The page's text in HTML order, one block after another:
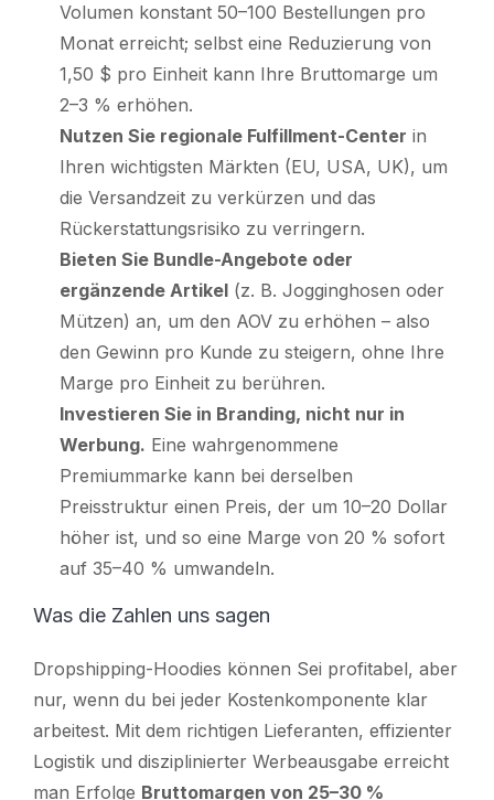
Volumen konstant 50–100 Bestellungen pro
Monat erreicht; selbst eine Reduzierung von
1,50 $ pro Einheit kann Ihre Bruttomarge um
2–3 % erhöhen.
Nutzen Sie regionale Fulfillment-Center in
Ihren wichtigsten Märkten (EU, USA, UK), um
die Versandzeit zu verkürzen und das
Rückerstattungsrisiko zu verringern.
Bieten Sie Bundle-Angebote oder
ergänzende Artikel (z. B. Jogginghosen oder
Mützen) an, um den AOV zu erhöhen – also
den Gewinn pro Kunde zu steigern, ohne Ihre
Marge pro Einheit zu berühren.
Investieren Sie in Branding, nicht nur in
Werbung. Eine wahrgenommene
Premiummarke kann bei derselben
Preisstruktur einen Preis, der um 10–20 Dollar
höher ist, und so eine Marge von 20 % sofort
auf 35–40 % umwandeln.
Was die Zahlen uns sagen
Dropshipping-Hoodies können Sei profitabel, aber
nur, wenn du bei jeder Kostenkomponente klar
arbeitest. Mit dem richtigen Lieferanten, effizienter
Logistik und disziplinierter Werbeausgabe erreicht
man Erfolge Bruttomargen von 25–30 %